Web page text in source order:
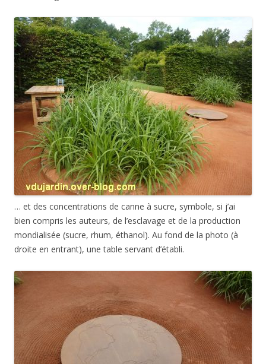
… et des concentrations de canne à sucre, symbole, si j’ai
bien compris les auteurs, de l’esclavage et de la production
mondialisée (sucre, rhum, éthanol). Au fond de la photo (à
droite en entrant), une table servant d’établi.